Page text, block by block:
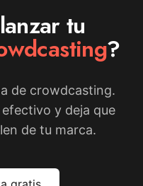
tu
?
de crowdcasting.
y deja que
de tu marca.